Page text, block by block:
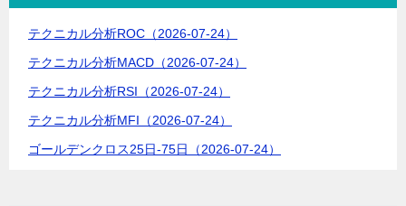
ョ
テクニカル分析ROC（2026-07-24）
テクニカル分析MACD（2026-07-24）
テクニカル分析RSI（2026-07-24）
テクニカル分析MFI（2026-07-24）
ゴールデンクロス25日-75日（2026-07-24）